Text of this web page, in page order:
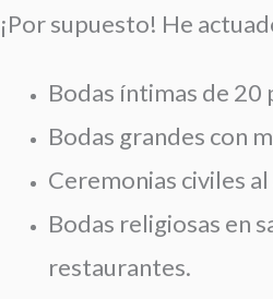
¡Por supuesto! He
Bodas íntimas de 20
Bodas grandes con
Ceremonias civiles
Bodas religiosas en
restaurantes.